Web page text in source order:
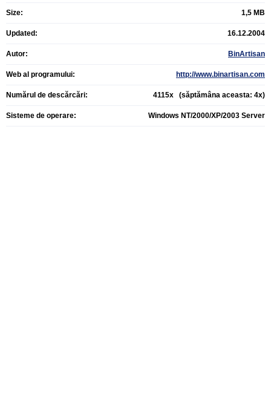
Size: 1,5 MB
Updated: 16.12.2004
Autor: BinArtisan
Web al programului: http://www.binartisan.com
Numărul de descărcări: 4115x (săptămâna aceasta: 4x)
Sisteme de operare: Windows NT/2000/XP/2003 Server